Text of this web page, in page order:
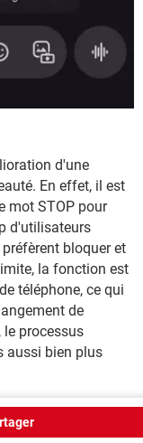
d'une
En effet, il est
mot STOP pour
d'utilisateurs
bloquer et
la fonction est
téléphone, ce qui
de
processus
aussi bien plus